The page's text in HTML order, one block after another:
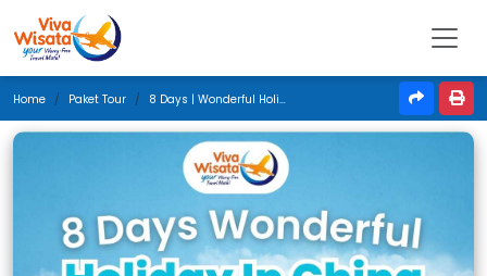
Home Paket Tour 8 Days | Wonderful Holiday In China | September 2025 | Jakarta